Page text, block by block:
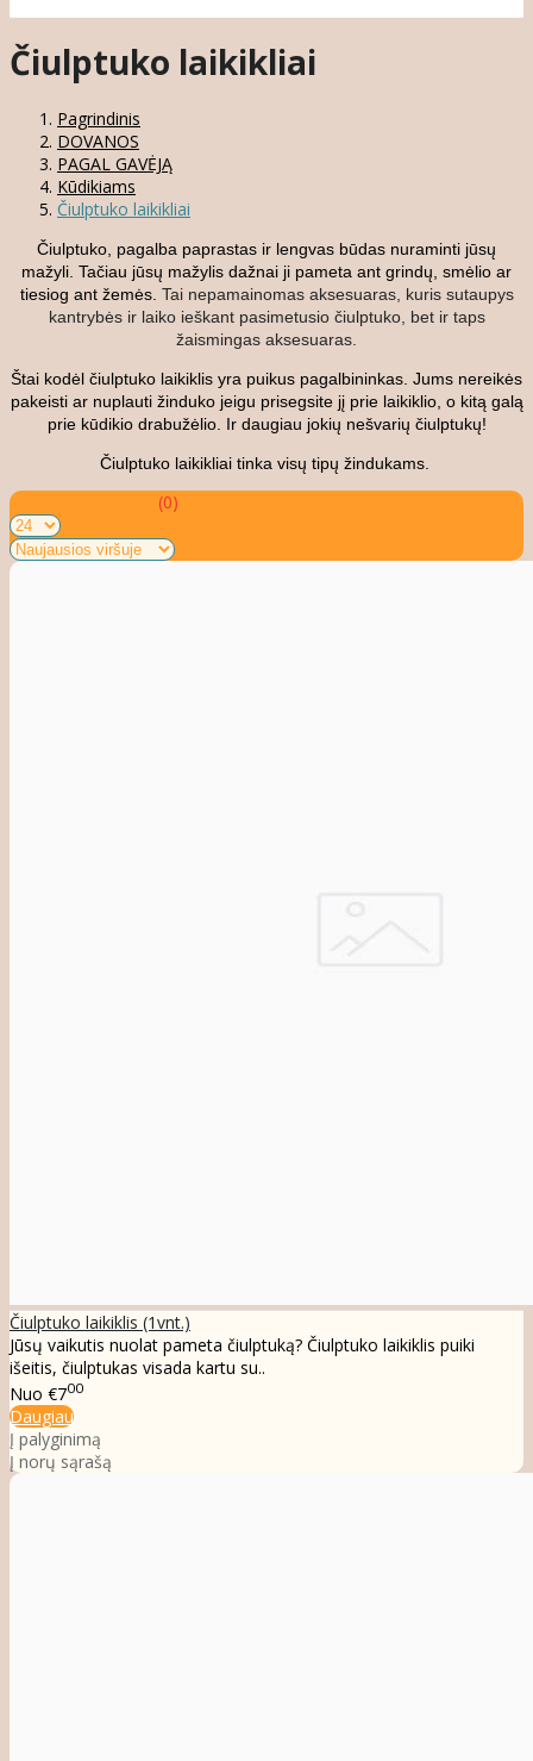
Čiulptuko laikikliai
Pagrindinis
DOVANOS
PAGAL GAVĖJĄ
Kūdikiams
Čiulptuko laikikliai
Čiulptuko, pagalba paprastas ir lengvas būdas nuraminti jūsų
mažyli. Tačiau jūsų mažylis dažnai ji pameta ant grindų, smėlio ar
tiesiog ant žemės. Tai nepamainomas aksesuaras, kuris sutaupys
kantrybės ir laiko ieškant pasimetusio čiulptuko, bet ir taps
žaismingas aksesuaras.
Štai kodėl čiulptuko laikiklis yra puikus pagalbininkas. Jums nereikės
pakeisti ar nuplauti žinduko jeigu prisegsite jį prie laikiklio, o kitą galą
prie kūdikio drabužėlio. Ir daugiau jokių nešvarių čiulptukų!
Čiulptuko laikikliai tinka visų tipų žindukams.
Prekių palyginimas (0)
Čiulptuko laikiklis (1vnt.)
Jūsų vaikutis nuolat pameta čiulptuką? Čiulptuko laikiklis puiki
išeitis, čiulptukas visada kartu su..
Nuo €700
Daugiau
Į palyginimą
Į norų sąrašą